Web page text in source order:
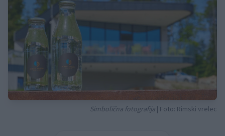
Simbolična fotografija | Foto: Rimski vrelec